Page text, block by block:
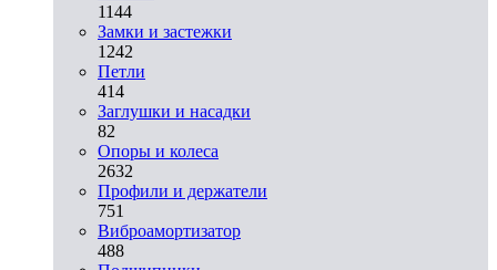
1144
Замки и застежки
1242
Петли
414
Заглушки и насадки
82
Опоры и колеса
2632
Профили и держатели
751
Виброамортизатор
488